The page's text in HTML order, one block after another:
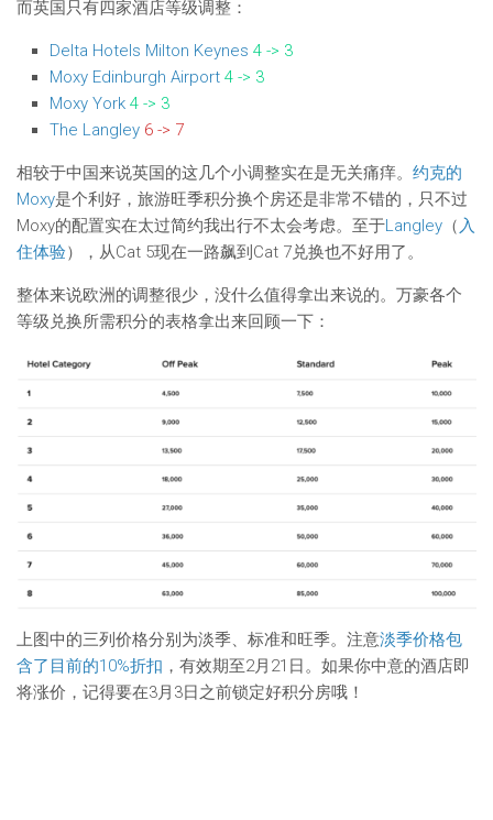
而英国只有四家酒店等级调整：
Delta Hotels Milton Keynes 4 -> 3
Moxy Edinburgh Airport 4 -> 3
Moxy York 4 -> 3
The Langley 6 -> 7
相较于中国来说英国的这几个小调整实在是无关痛痒。 约克的
Moxy是个利好，旅游旺季积分换个房还是非常不错的，只不过
Moxy的配置实在太过简约我出行不太会考虑。至于Langley （ 入
住体验），从Cat 5现在一路飙到Cat 7兑换也不好用了。
整体来说欧洲的调整很少，没什么值得拿出来说的。万豪各个
等级兑换所需积分的表格拿出来回顾一下：
上图中的三列价格分别为淡季、标准和旺季。注意淡季价格包
含了目前的10%折扣 ，有效期至2月21日。如果你中意的酒店即
将涨价，记得要在3月3日之前锁定好积分房哦！